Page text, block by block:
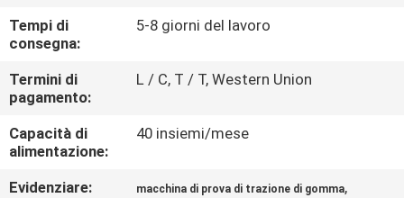
CONTATTICI
NOTIZIE
RICHIEDA
UNA
Tempi di
consegna:
5-8 giorni del lavoro
Termini di
pagamento:
L / C, T / T, Western Union
Capacità di
alimentazione:
40 insiemi/mese
Evidenziare: macchina di prova di trazione di gomma,